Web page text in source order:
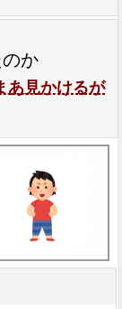
か
あ見かけるが